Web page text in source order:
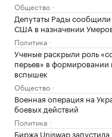
Общество
Депутаты Рады сообщили
США в назначении
Политика
Ученые раскрыли роль
перьев» в
вспышек
Общество
Военная операция на
боевых действий
Политика
Биржа Uniswap